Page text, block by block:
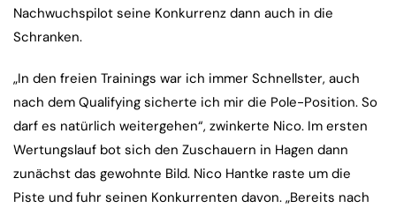
Nachwuchspilot seine Konkurrenz dann auch in die
Schranken.
„In den freien Trainings war ich immer Schnellster, auch
nach dem Qualifying sicherte ich mir die Pole-Position. So
darf es natürlich weitergehen“, zwinkerte Nico. Im ersten
Wertungslauf bot sich den Zuschauern in Hagen dann
zunächst das gewohnte Bild. Nico Hantke raste um die
Piste und fuhr seinen Konkurrenten davon. „Bereits nach